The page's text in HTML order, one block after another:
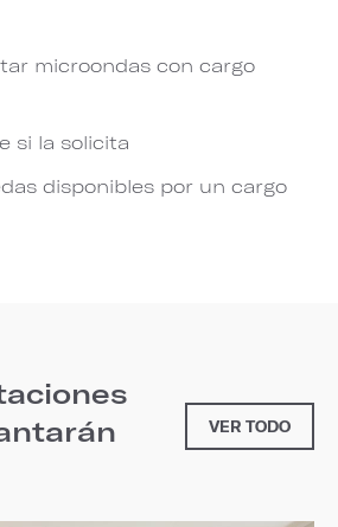
microondas con cargo
si la solicita
disponibles por un cargo
VER TODO